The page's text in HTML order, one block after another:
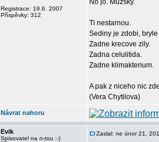
Registrace: 19.6. 2007
Příspěvky: 312
No jo. Muzsky.
Ti nestarnou.
Sediny je zdobi,
Zadne krecove zily.
Zadna celulitida.
Zadne klimakterium.
A pak z niceho nic
(Vera Chytilova)
Návrat nahoru
Evik
Spisovatel na n-tou :-)
Zaslal: ne únor 21,